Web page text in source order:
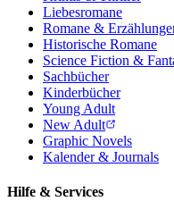
Liebesromane
Romane &
Historische Romane
Science Fiction &
Sachbücher
Kinderbücher
Young Adult
New Adult
Graphic Novels
Kalender & Journals
Hilfe & Services